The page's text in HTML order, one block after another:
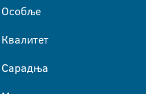
Особље
Квалитет
Сарадња